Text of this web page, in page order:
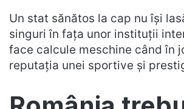
Un stat sănătos la cap nu își
singuri în fața unor instituții
face calcule meschine când în
reputația unei sportive și